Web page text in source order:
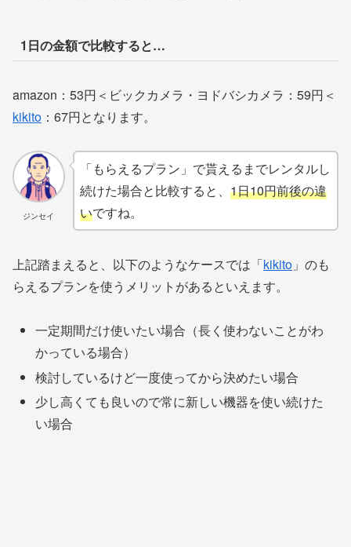
1日の金額で比較すると…
amazon：53円＜ビックカメラ・ヨドバシカメラ：59円＜
kikito ：67円となります。
ジンセイ
「もらえるプラン」で貰えるまでレンタルし
続けた場合と比較すると、 1日10円前後の違
いですね。
上記踏まえると、以下のようなケースでは「kikito 」のも
らえるプランを使うメリットがあるといえます。
一定期間だけ使いたい場合（長く使わないことがわ
かっている場合）
検討しているけど一度使ってから決めたい場合
少し高くても良いので常に新しい機器を使い続けた
い場合